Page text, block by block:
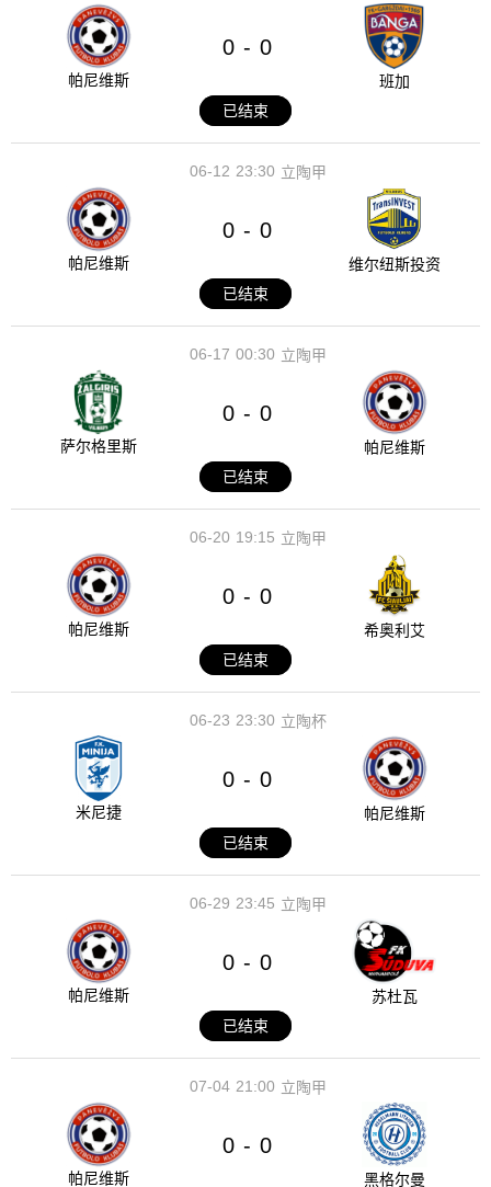
帕尼维斯
0 - 0
班加
已结束
23:30
06-12 立陶甲
帕尼维斯
0 - 0
维尔纽斯投资
已结束
00:30
06-17 立陶甲
萨尔格里斯
0 - 0
帕尼维斯
已结束
19:15
06-20 立陶甲
帕尼维斯
0 - 0
希奥利艾
已结束
23:30
06-23 立陶杯
米尼捷
0 - 0
帕尼维斯
已结束
23:45
06-29 立陶甲
帕尼维斯
0 - 0
苏杜瓦
已结束
21:00
07-04 立陶甲
帕尼维斯
0 - 0
黑格尔曼